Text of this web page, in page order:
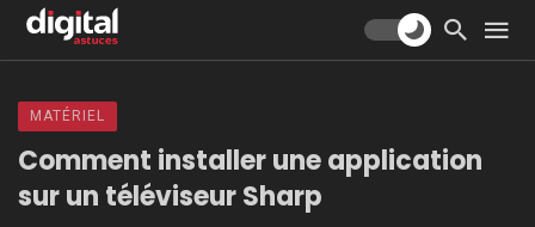
MATÉRIEL
Comment installer une application
sur un téléviseur Sharp